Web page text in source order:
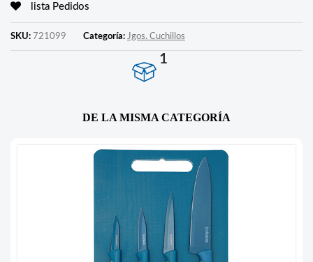
lista Pedidos
SKU: 721099 Categoría: Jgos. Cuchillos
1
DE LA MISMA CATEGORÍA